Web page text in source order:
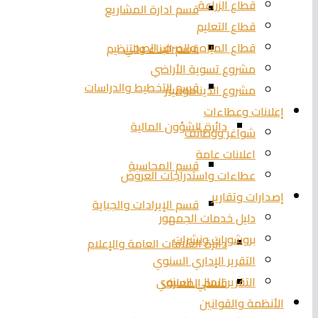
قسم ادارة المشاريع
قسم البناء والتنظيم
قسم التخطيط والدراسات
دائرة الشؤون المالية
قسم المحاسبة
قسم الإيرادات والجباية
دائرة العلاقات العامة والإعلام
قسم المعارف
قطاع الزراعة
قطاع التعليم
قطاع المياه والصرف الصحي
مشروع تسوية الأراضي
مشروع الديناموميتر
إعلانات وعطاءات
شواغر ووظائف
اعلانات عامة
عطاءات واستدراجات العروض
إصدارات وتقارير
دليل خدمات الجمهور
بروشورات ونشرات
التقرير الإداري السنوي
التقرير المالي السنوي
الأنظمة والقوانين